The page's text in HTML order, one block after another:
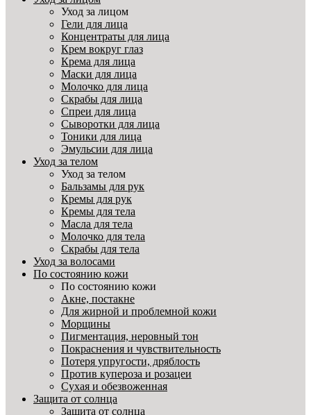
Уход за лицом
Гели для лица
Концентраты для лица
Крем вокруг глаз
Крема для лица
Маски для лица
Молочко для лица
Скрабы для лица
Спреи для лица
Сыворотки для лица
Тоники для лица
Эмульсии для лица
Уход за телом
Уход за телом
Бальзамы для рук
Кремы для рук
Кремы для тела
Масла для тела
Молочко для тела
Скрабы для тела
Уход за волосами
По состоянию кожи
По состоянию кожи
Акне, постакне
Для жирной и проблемной кожи
Морщины
Пигментация, неровный тон
Покраснения и чувствительность
Потеря упругости, дряблость
Против купероза и розацеи
Сухая и обезвоженная
Защита от солнца
Защита от солнца